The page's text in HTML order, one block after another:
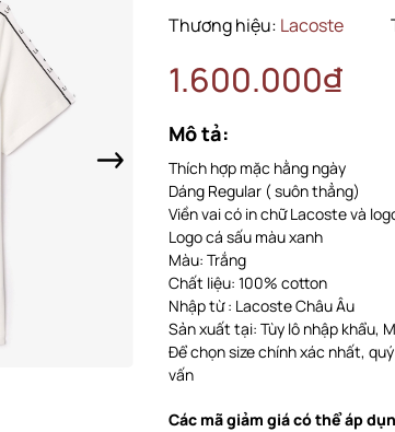
Thương hiệu: Lacoste
1.600.000₫
Mô tả:
Thích hợp mặc hằng ngày
Dáng Regular ( suôn thẳng)
Viền vai có in chữ Lacoste và
Logo cá sấu màu xanh
Màu: Trắng
Chất liệu: 100% cotton
Nhập từ : Lacoste Châu Âu
Sản xuất tại: Tùy lô nhập khẩu,
Để chọn size chính xác nhất,
vấn
Các mã giảm giá có thể áp